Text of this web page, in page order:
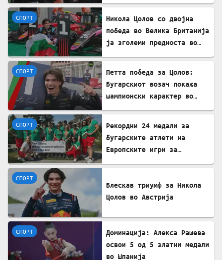
СПОРТ
Никола Цолов со двојна
победа во Велика Британија
ја зголеми предноста во
СПОРТ
Петта победа за Цолов:
Бугарскиот возач покажа
шампионски карактер во
СПОРТ
Рекордни 24 медали за
бугарските атлети на
Европските игри за
СПОРТ
Блескав триумф за Никола
Цолов во Австрија
СПОРТ
Доминација: Алекса Рашева
освои 5 од 5 златни медали
во Шпанија